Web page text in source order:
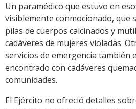
Un paramédico que estuvo en
visiblemente conmocionado, que
pilas de cuerpos calcinados y
cadáveres de mujeres violadas.
servicios de emergencia también
encontrado con cadáveres
comunidades.
El Ejército no ofreció detalles